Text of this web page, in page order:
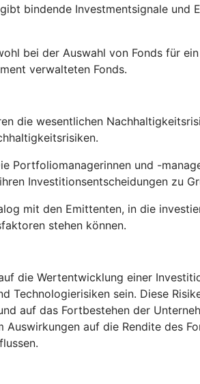
bindende Investmentsignale und
bei der Auswahl von Fonds für
verwalteten Fonds.
die wesentlichen
Portfoliomanagerinnen und -
Investitionsentscheidungen zu
mit den Emittenten, in die
stehen können.
die Wertentwicklung einer
sein. Diese
auf das Fortbestehen der
auf die Rendite des